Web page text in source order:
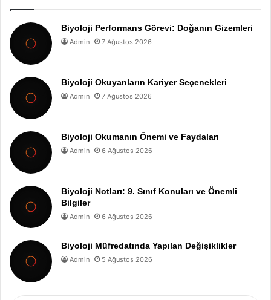
Biyoloji Performans Görevi: Doğanın Gizemleri
Admin 7 Ağustos 2026
Biyoloji Okuyanların Kariyer Seçenekleri
Admin 7 Ağustos 2026
Biyoloji Okumanın Önemi ve Faydaları
Admin 6 Ağustos 2026
Biyoloji Notları: 9. Sınıf Konuları ve Önemli
Bilgiler
Admin 6 Ağustos 2026
Biyoloji Müfredatında Yapılan Değişiklikler
Admin 5 Ağustos 2026